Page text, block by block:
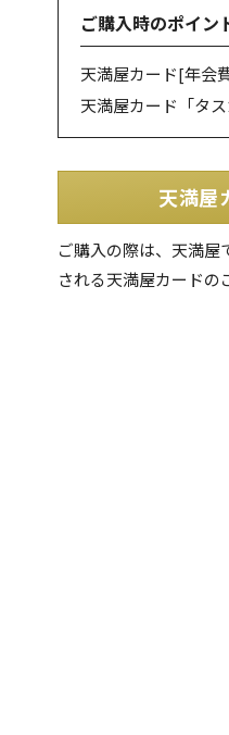
ご購入時のポイン
天満屋カード[年会
天満屋カード「タス
天満屋
ご購入の際は、天満
される天満屋カードの